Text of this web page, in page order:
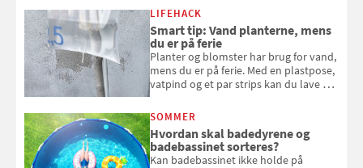
kan bruge dine hindbær i alt fra
bagværk og salater til is og syltning.
LIFEHACK
Smart tip: Vand planterne, mens
du er på ferie
Planter og blomster har brug for vand,
mens du er på ferie. Med en plastpose,
vatpind og et par strips kan du lave dit
at bede naboen om at vande eller
komme hjem til døde planter
SOMMER
Hvordan skal badedyrene og
badebassinet sorteres?
Kan badebassinet ikke holde på